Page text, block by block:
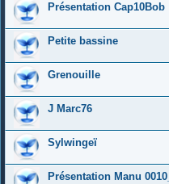
Présentation Cap10Bob
Petite bassine
Grenouille
J Marc76
Sylwingeï
Présentation Manu